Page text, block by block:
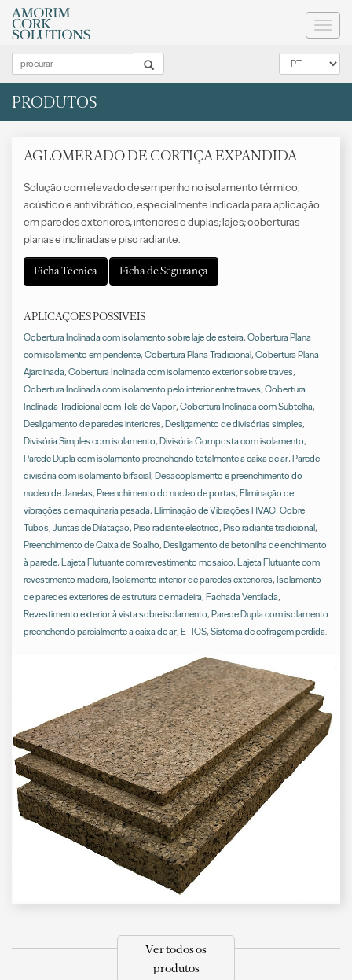
PRODUTOS
AGLOMERADO DE CORTIÇA EXPANDIDA
Solução com elevado desempenho no isolamento térmico,
acústico e antivibrático, especialmente indicada para aplicação
em paredes exteriores, interiores e duplas; lajes; coberturas
planas e inclinadas e piso radiante.
Ficha Técnica Ficha de Segurança
APLICAÇÕES POSSIVEIS
Cobertura Inclinada com isolamento sobre laje de esteira, Cobertura Plana
com isolamento em pendente, Cobertura Plana Tradicional , Cobertura Plana
Ajardinada, Cobertura Inclinada com isolamento exterior sobre traves,
Cobertura Inclinada com isolamento pelo interior entre traves, Cobertura
Inclinada Tradicional com Tela de Vapor, Cobertura Inclinada com Subtelha,
Desligamento de paredes interiores, Desligamento de divisórias simples,
Divisória Simples com isolamento, Divisória Composta com isolamento,
Parede Dupla com isolamento preenchendo totalmente a caixa de ar, Parede
divisória com isolamento bifacial , Desacoplamento e preenchimento do
nucleo de Janelas, Preenchimento do nucleo de portas, Eliminação de
vibrações de maquinaria pesada, Eliminação de Vibrações HVAC, Cobre
Tubos, Juntas de Dilatação, Piso radiante electrico, Piso radiante tradicional ,
Preenchimento de Caixa de Soalho, Desligamento de betonilha de enchimento
à parede, Lajeta Flutuante com revestimento mosaico, Lajeta Flutuante com
revestimento madeira, Isolamento interior de paredes exteriores, Isolamento
de paredes exteriores de estrutura de madeira, Fachada Ventilada,
Revestimento exterior à vista sobre isolamento, Parede Dupla com isolamento
preenchendo parcialmente a caixa de ar, ETICS, Sistema de cofragem perdida.
Ver todos os
produtos